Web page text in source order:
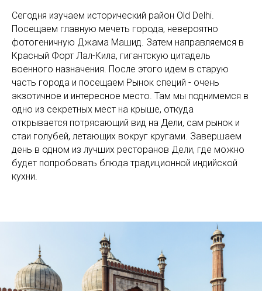
Сегодня изучаем исторический район Old Delhi.
Посещаем главную мечеть города, невероятно
фотогеничную Джама Машид. Затем направляемся в
Красный Форт Лал-Кила, гигантскую цитадель
военного назначения. После этого идем в старую
часть города и посещаем Рынок специй - очень
экзотичное и интересное место. Там мы поднимемся в
одно из секретных мест на крыше, откуда
открывается потрясающий вид на Дели, сам рынок и
стаи голубей, летающих вокруг кругами. Завершаем
день в одном из лучших ресторанов Дели, где можно
будет попробовать блюда традиционной индийской
кухни.